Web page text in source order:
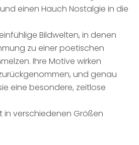
einen Hauch Nostalgie in die
Bildwelten, in denen
zu einer poetischen
Ihre Motive wirken
und genau
eine besondere, zeitlose
in verschiedenen Größen